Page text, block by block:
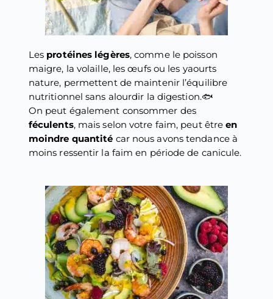
Les protéines légères, comme le poisson
maigre, la volaille, les œufs ou les yaourts
nature, permettent de maintenir l’équilibre
nutritionnel sans alourdir la digestion.🐟
On peut également consommer des
féculents, mais selon votre faim, peut êtreen
moindre quantité car nous avons tendance à
moins ressentir la faim en période de canicule.